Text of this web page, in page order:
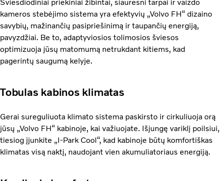
Šviesdiodiniai priekiniai žibintai, siauresni tarpai ir vaizdo
kameros stebėjimo sistema yra efektyvių „Volvo FH“ dizaino
savybių, mažinančių pasipriešinimą ir taupančių energiją,
pavyzdžiai. Be to, adaptyviosios tolimosios šviesos
optimizuoja jūsų matomumą netrukdant kitiems, kad
pagerintų saugumą kelyje.
Tobulas kabinos klimatas
Gerai sureguliuota klimato sistema paskirsto ir cirkuliuoja orą
jūsų „Volvo FH“ kabinoje, kai važiuojate. Išjungę variklį poilsiui,
tiesiog įjunkite „I-Park Cool“, kad kabinoje būtų komfortiškas
klimatas visą naktį, naudojant vien akumuliatoriaus energiją.